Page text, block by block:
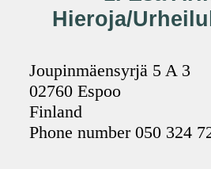
Hieroja/
Joupinmäensyrjä 5 A 3
02760 Espoo
Finland
Phone number 050 324